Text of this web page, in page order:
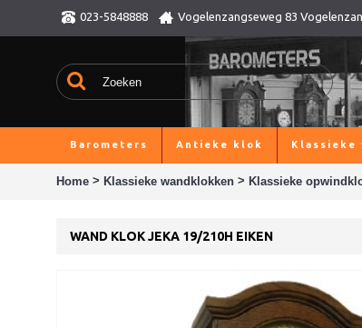
023-5848888 Vogelenzangseweg 83
Barometers Antieke klok Klassieke
Home > Klassieke wandklokken > Klassieke
WAND KLOK JEKA 19/210H EIKEN